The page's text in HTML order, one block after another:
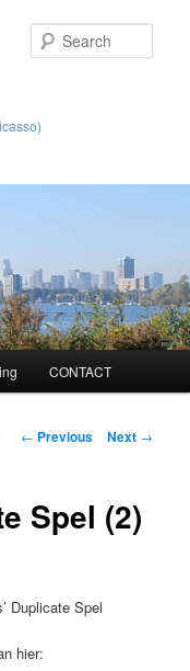
CONTACT
Post
← Previous Next →
Spel (2)
Duplicate Spel
hier: